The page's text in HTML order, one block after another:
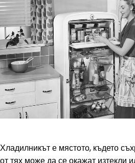
Хладилникът е мястото, където